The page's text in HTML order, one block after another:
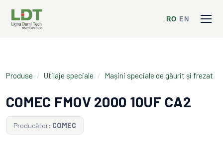
RO EN
Produse / Utilaje speciale / Mașini speciale de găurit și frezat
COMEC FMOV 2000 10UF CA2
Producător: COMEC